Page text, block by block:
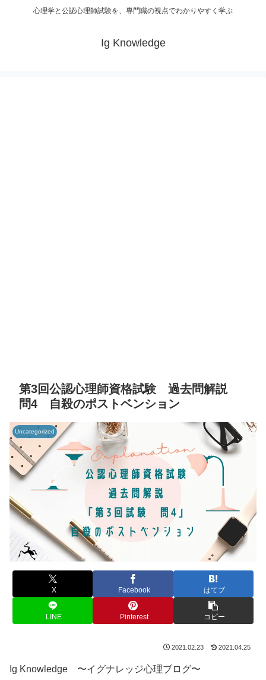
心理学と公認心理師試験を、専門職の視点でわかりやすく学ぶ
Ig Knowledge
第3回公認心理師資格試験 過去問解説
問4 自殺のポストベンション
Uncategorized
X Facebook はてブ
LINE Pinterest コピー
2021.02.23 2021.04.25
Ig Knowledge 〜イグナレッジ心理ブログ〜